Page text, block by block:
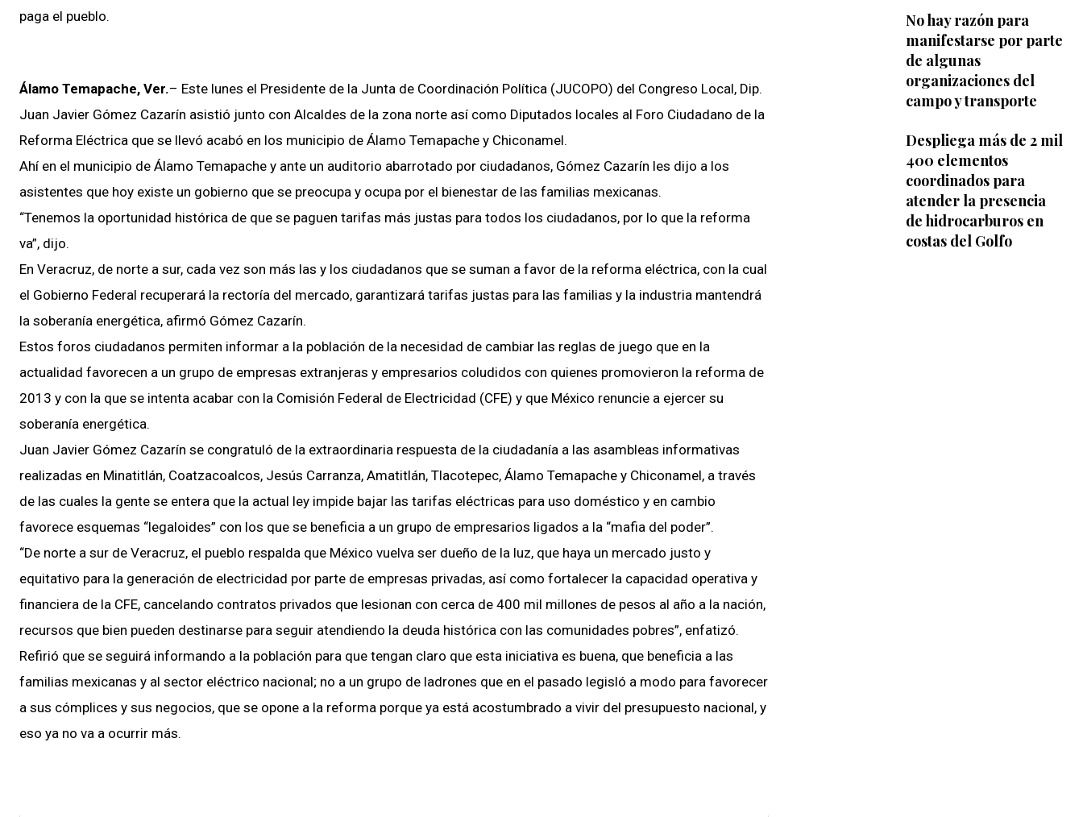
paga el pueblo.
Álamo Temapache, Ver.– Este lunes el Presidente de la Junta de Coordinación Política (JUCOPO) del Congreso Local, Dip.
Juan Javier Gómez Cazarín asistió junto con Alcaldes de la zona norte así como Diputados locales al Foro Ciudadano de la
Reforma Eléctrica que se llevó acabó en los municipio de Álamo Temapache y Chiconamel.
Ahí en el municipio de Álamo Temapache y ante un auditorio abarrotado por ciudadanos, Gómez Cazarín les dijo a los
asistentes que hoy existe un gobierno que se preocupa y ocupa por el bienestar de las familias mexicanas.
“Tenemos la oportunidad histórica de que se paguen tarifas más justas para todos los ciudadanos, por lo que la reforma
va”, dijo.
En Veracruz, de norte a sur, cada vez son más las y los ciudadanos que se suman a favor de la reforma eléctrica, con la cual
el Gobierno Federal recuperará la rectoría del mercado, garantizará tarifas justas para las familias y la industria mantendrá
la soberanía energética, afirmó Gómez Cazarín.
Estos foros ciudadanos permiten informar a la población de la necesidad de cambiar las reglas de juego que en la
actualidad favorecen a un grupo de empresas extranjeras y empresarios coludidos con quienes promovieron la reforma de
2013 y con la que se intenta acabar con la Comisión Federal de Electricidad (CFE) y que México renuncie a ejercer su
soberanía energética.
Juan Javier Gómez Cazarín se congratuló de la extraordinaria respuesta de la ciudadanía a las asambleas informativas
realizadas en Minatitlán, Coatzacoalcos, Jesús Carranza, Amatitlán, Tlacotepec, Álamo Temapache y Chiconamel, a través
de las cuales la gente se entera que la actual ley impide bajar las tarifas eléctricas para uso doméstico y en cambio
favorece esquemas “legaloides” con los que se beneficia a un grupo de empresarios ligados a la “mafia del poder”.
“De norte a sur de Veracruz, el pueblo respalda que México vuelva ser dueño de la luz, que haya un mercado justo y
equitativo para la generación de electricidad por parte de empresas privadas, así como fortalecer la capacidad operativa y
financiera de la CFE, cancelando contratos privados que lesionan con cerca de 400 mil millones de pesos al año a la nación,
recursos que bien pueden destinarse para seguir atendiendo la deuda histórica con las comunidades pobres”, enfatizó.
Refirió que se seguirá informando a la población para que tengan claro que esta iniciativa es buena, que beneficia a las
familias mexicanas y al sector eléctrico nacional; no a un grupo de ladrones que en el pasado legisló a modo para favorecer
a sus cómplices y sus negocios, que se opone a la reforma porque ya está acostumbrado a vivir del presupuesto nacional, y
eso ya no va a ocurrir más.
No hay razón para
manifestarse por parte
de algunas
organizaciones del
campo y transporte
Despliega más de 2 mil
400 elementos
coordinados para
atender la presencia
de hidrocarburos en
costas del Golfo